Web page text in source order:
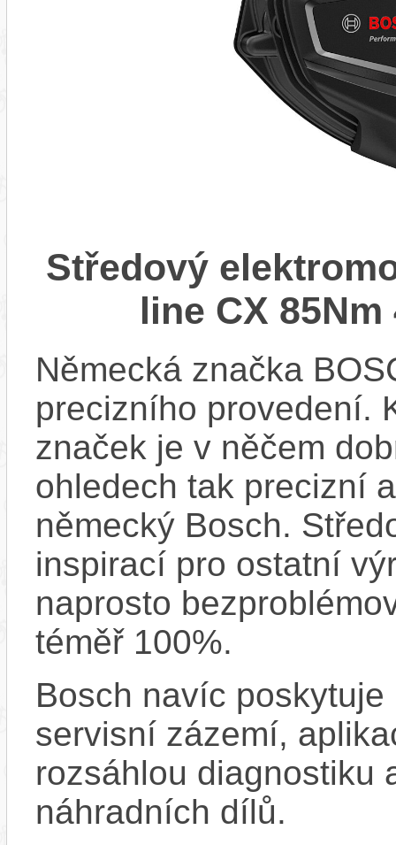
Středový
line CX
Německá značka
precizního provedení.
značek je v něčem
ohledech tak precizní
německý Bosch.
inspirací pro ostatní
naprosto
téměř 100%.
Bosch navíc
servisní zázemí,
rozsáhlou diagnostiku
náhradních dílů.